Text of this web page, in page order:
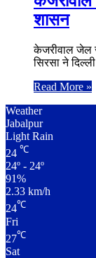
शासन
केजरीवाल जेल
सिरसा ने
Read More »
Weather
Jabalpur
Light Rain
24 ℃
24º - 24º
91%
2.33 km/h
24℃
Fri
27℃
Sat